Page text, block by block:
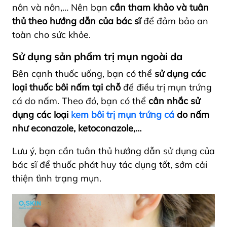
nôn và nôn,… Nên bạn cần tham khảo và tuân
thủ theo hướng dẫn của bác sĩđể đảm bảo an
toàn cho sức khỏe.
Sử dụng sản phẩm trị mụn ngoài da
Bên cạnh thuốc uống, bạn có thể sử dụng các
loại thuốc bôi nấm tại chỗđể điều trị mụn trứng
cá do nấm. Theo đó, bạn có thể cân nhắc sử
dụng các loại kem bôi trị mụn trứng cá do nấm
như econazole, ketoconazole,…
Lưu ý, bạn cần tuân thủ hướng dẫn sử dụng của
bác sĩ để thuốc phát huy tác dụng tốt, sớm cải
thiện tình trạng mụn.